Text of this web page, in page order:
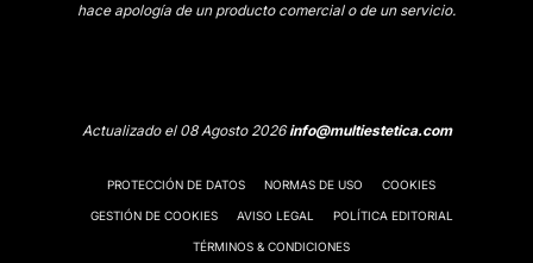
hace apología de un producto comercial o de un servicio.
Actualizado el 08 Agosto 2026info@multiestetica.com
PROTECCIÓN DE DATOS NORMAS DE USO COOKIES
GESTIÓN DE COOKIES AVISO LEGAL POLÍTICA EDITORIAL
TÉRMINOS & CONDICIONES